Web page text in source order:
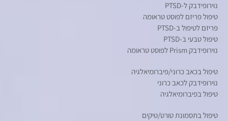
נוירופידבק ל-PTSD
טיפול פריזם לפוסט טראומה
פריזם לטיפול ב-PTSD
טיפול טבעי ב-PTSD
נוירופידבק Prism לפוסט טראומה
טיפול בכאב כרוני/פיברומיאלגיה
נוירופידבק לכאב כרוני
טיפול בפיברומיאלגיה
טיפול בתסמונת טורט/טיקים